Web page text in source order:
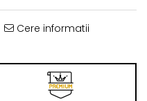
Cere informatii